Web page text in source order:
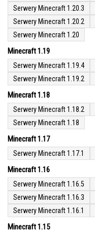
Serwery Minecraft 1.20.3
Serwery Minecraft 1.20.2
Serwery Minecraft 1.20
Minecraft 1.19
Serwery Minecraft 1.19.4
Serwery Minecraft 1.19.2
Minecraft 1.18
Serwery Minecraft 1.18.2
Serwery Minecraft 1.18
Minecraft 1.17
Serwery Minecraft 1.17.1
Minecraft 1.16
Serwery Minecraft 1.16.5
Serwery Minecraft 1.16.3
Serwery Minecraft 1.16.1
Minecraft 1.15